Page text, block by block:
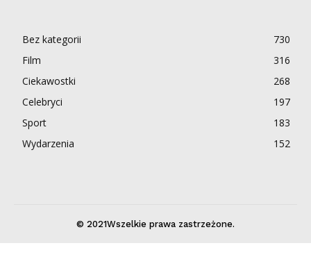
Bez kategorii
730
Film
316
Ciekawostki
268
Celebryci
197
Sport
183
Wydarzenia
152
© 2021Wszelkie prawa zastrzeżone.